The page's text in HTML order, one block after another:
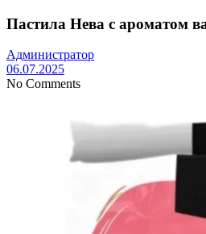
Пастила Нева с ароматом
Администратор
06.07.2025
No Comments